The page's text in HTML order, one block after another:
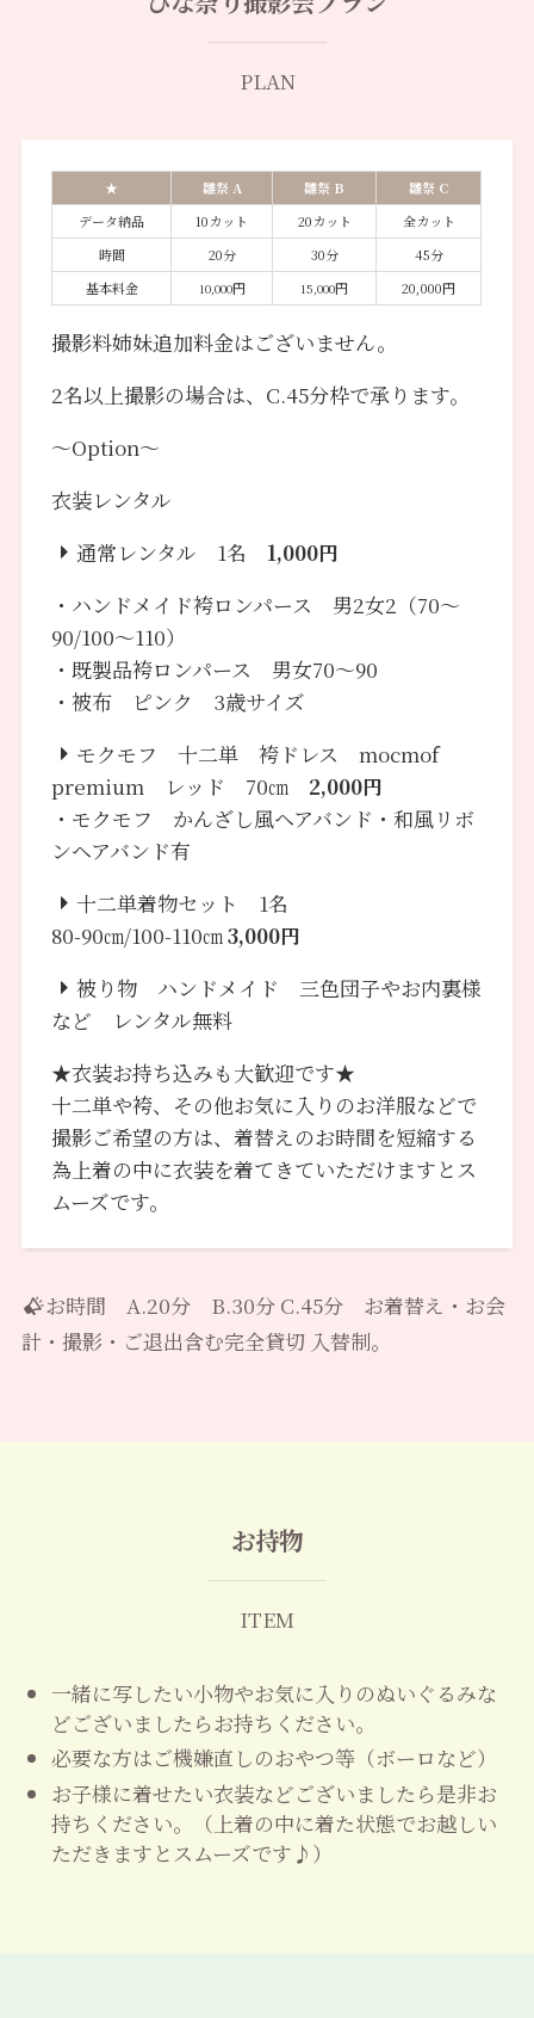
PLAN
★ 雛祭 A 雛祭 B
雛祭 C
データ納品
10カット 20カット
全カット
時間
20分 30分
45分
基本料金
10,000円 15,000円 20,000円
撮影料姉妹追加料金はございません。
2名以上撮影の場合は、C.45分枠で承ります。
～Option～
衣装レンタル
通常レンタル 1名 1,000円
・ハンドメイド袴ロンパース 男2女2（70～
90/100～110）
・既製品袴ロンパース 男女70～90
・被布 ピンク 3歳サイズ
モクモフ 十二単 袴ドレス mocmof
premium レッド 70㎝ 2,000円
・モクモフ かんざし風ヘアバンド・和風リボ
ンヘアバンド有
十二単着物セット 1名
80-90㎝/100-110㎝3,000円
被り物 ハンドメイド 三色団子やお内裏様
など レンタル無料
★衣装お持ち込みも大歓迎です★
十二単や袴、その他お気に入りのお洋服などで
撮影ご希望の方は、着替えのお時間を短縮する
為上着の中に衣装を着てきていただけますとス
ムーズです。
お時間 A.20分 B.30分 C.45分 お着替え・お会
計・撮影・ご退出含む完全貸切 入替制。
お持物
ITEM
一緒に写したい小物やお気に入りのぬいぐるみな
どございましたらお持ちください。
必要な方はご機嫌直しのおやつ等（ボーロなど）
お子様に着せたい衣装などございましたら是非お
持ちください。（上着の中に着た状態でお越しい
ただきますとスムーズです♪）